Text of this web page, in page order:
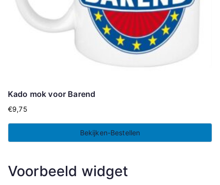
Kado mok voor Barend
€9,75
Bekijken-Bestellen
Voorbeeld widget